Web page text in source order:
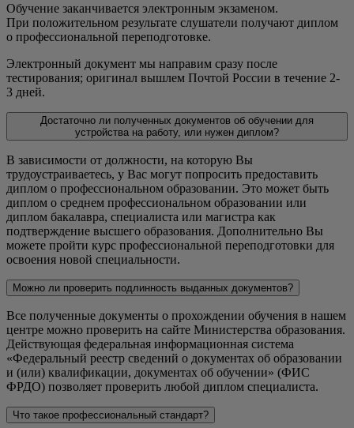
Обучение заканчивается электронным экзаменом.
При положительном результате слушатели получают диплом
о профессиональной переподготовке.
Электронный документ мы направим сразу после
тестирования; оригинал вышлем Почтой России в течение 2-
3 дней.
Достаточно ли полученных документов об обучении для
устройства на работу, или нужен диплом?
В зависимости от должности, на которую Вы
трудоустраиваетесь, у Вас могут попросить предоставить
диплом о профессиональном образовании. Это может быть
диплом о среднем профессиональном образовании или
диплом бакалавра, специалиста или магистра как
подтверждение высшего образования. Дополнительно Вы
можете пройти курс профессиональной переподготовки для
освоения новой специальности.
Можно ли проверить подлинность выданных документов?
Все полученные документы о прохождении обучения в нашем
центре можно проверить на сайте Министерства образования.
Действующая федеральная информационная система
«Федеральный реестр сведений о документах об образовании
и (или) квалификации, документах об обучении» (ФИС
ФРДО) позволяет проверить любой диплом специалиста.
Что такое профессиональный стандарт?